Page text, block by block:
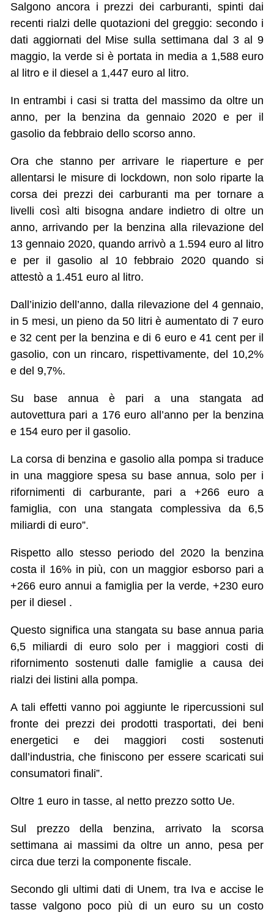
Salgono ancora i prezzi dei carburanti, spinti dai
recenti rialzi delle quotazioni del greggio: secondo i
dati aggiornati del Mise sulla settimana dal 3 al 9
maggio, la verde si è portata in media a 1,588 euro
al litro e il diesel a 1,447 euro al litro.
In entrambi i casi si tratta del massimo da oltre un
anno, per la benzina da gennaio 2020 e per il
gasolio da febbraio dello scorso anno.
Ora che stanno per arrivare le riaperture e per
allentarsi le misure di lockdown, non solo riparte la
corsa dei prezzi dei carburanti ma per tornare a
livelli così alti bisogna andare indietro di oltre un
anno, arrivando per la benzina alla rilevazione del
13 gennaio 2020, quando arrivò a 1.594 euro al litro
e per il gasolio al 10 febbraio 2020 quando si
attestò a 1.451 euro al litro.
Dall’inizio dell’anno, dalla rilevazione del 4 gennaio,
in 5 mesi, un pieno da 50 litri è aumentato di 7 euro
e 32 cent per la benzina e di 6 euro e 41 cent per il
gasolio, con un rincaro, rispettivamente, del 10,2%
e del 9,7%.
Su base annua è pari a una stangata ad
autovettura pari a 176 euro all’anno per la benzina
e 154 euro per il gasolio.
La corsa di benzina e gasolio alla pompa si traduce
in una maggiore spesa su base annua, solo per i
rifornimenti di carburante, pari a +266 euro a
famiglia, con una stangata complessiva da 6,5
miliardi di euro”.
Rispetto allo stesso periodo del 2020 la benzina
costa il 16% in più, con un maggior esborso pari a
+266 euro annui a famiglia per la verde, +230 euro
per il diesel .
Questo significa una stangata su base annua paria
6,5 miliardi di euro solo per i maggiori costi di
rifornimento sostenuti dalle famiglie a causa dei
rialzi dei listini alla pompa.
A tali effetti vanno poi aggiunte le ripercussioni sul
fronte dei prezzi dei prodotti trasportati, dei beni
energetici e dei maggiori costi sostenuti
dall’industria, che finiscono per essere scaricati sui
consumatori finali”.
Oltre 1 euro in tasse, al netto prezzo sotto Ue.
Sul prezzo della benzina, arrivato la scorsa
settimana ai massimi da oltre un anno, pesa per
circa due terzi la componente fiscale.
Secondo gli ultimi dati di Unem, tra Iva e accise le
tasse valgono poco più di un euro su un costo